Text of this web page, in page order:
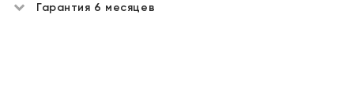
Гарантия 6 месяцев